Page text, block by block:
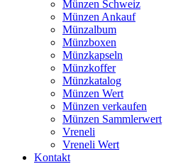
Münzen Schweiz
Münzen Ankauf
Münzalbum
Münzboxen
Münzkapseln
Münzkoffer
Münzkatalog
Münzen Wert
Münzen verkaufen
Münzen Sammlerwert
Vreneli
Vreneli Wert
Kontakt